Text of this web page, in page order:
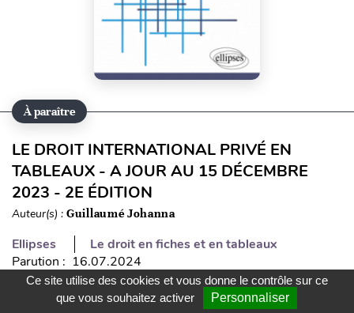
À paraître
LE DROIT INTERNATIONAL PRIVÉ EN
TABLEAUX - A JOUR AU 15 DÉCEMBRE
2023 - 2E ÉDITION
Auteur(s) : Guillaumé Johanna
Ellipses
Le droit en fiches et en tableaux
Parution : 16.07.2024
ISBN : 9782340089839
L’objectif de la collection « Le droit en fiches et en tableaux » est de
Ce site utilise des cookies et vous donne le contrôle sur ce
que vous souhaitez activer
Personnaliser